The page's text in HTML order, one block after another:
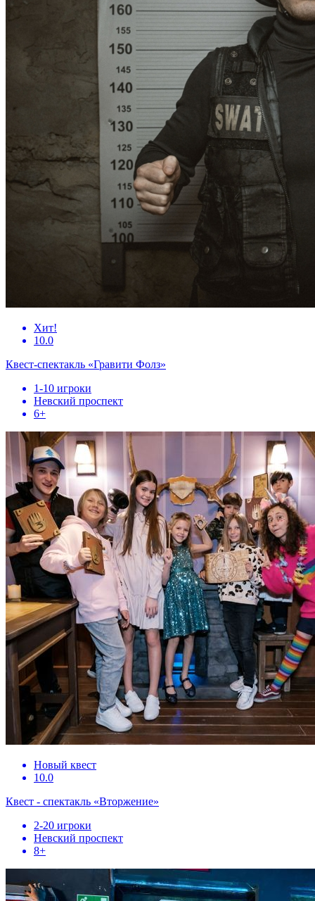
Хит!
10.0
Квест-спектакль «Гравити Фолз»
1-10 игроки
Невский проспект
6+
Новый квест
10.0
Квест - спектакль «Вторжение»
2-20 игроки
Невский проспект
8+